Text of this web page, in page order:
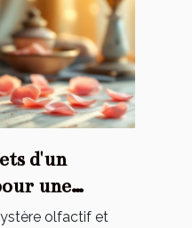
d'un
une
olfactif et